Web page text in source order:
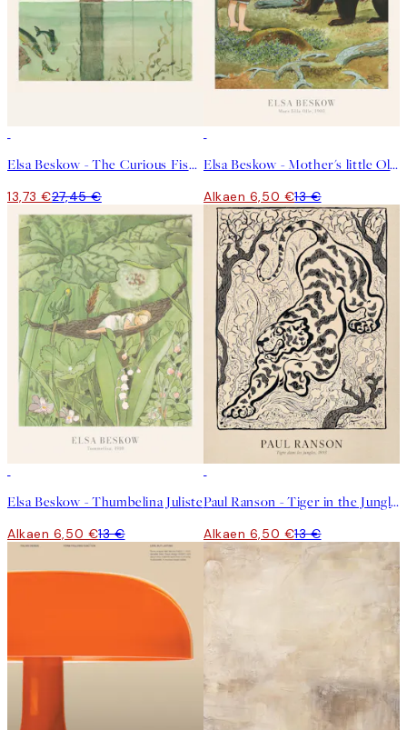
Elsa Beskow - The Curious Fish Juliste
13,73 €27,45 €
Elsa Beskow - Mother's little Olle Juliste
Alkaen 6,50 €13 €
Elsa Beskow - Thumbelina Juliste
Alkaen 6,50 €13 €
Paul Ranson - Tiger in the Jungle Juliste
Alkaen 6,50 €13 €